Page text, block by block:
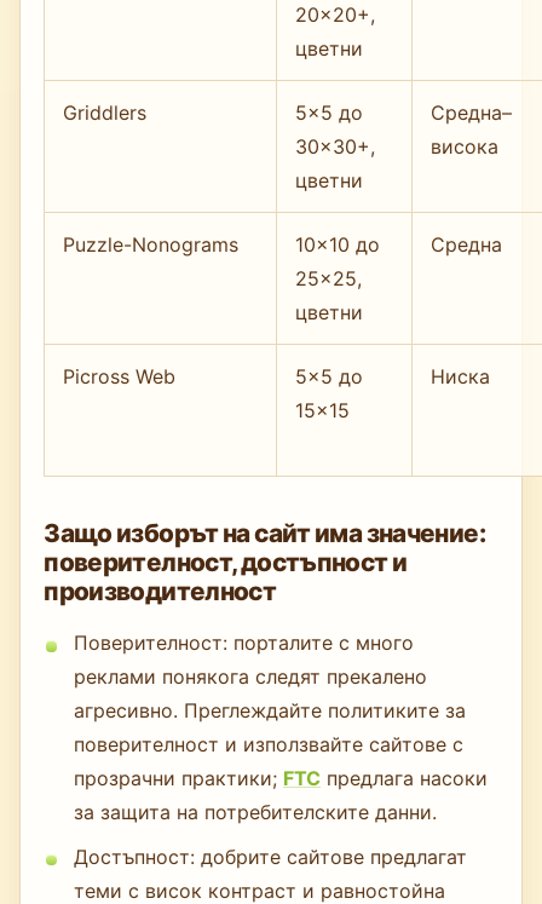
20×20+,
цветни
Griddlers
5×5 до
30×30+,
цветни
Средна–
висока
Puzzle-Nonograms
10×10 до
25×25,
цветни
Средна
Picross Web
5×5 до
15×15
Ниска
Защо изборът на сайт има значение:
поверителност, достъпност и
производителност
Поверителност: порталите с много
реклами понякога следят прекалено
агресивно. Преглеждайте политиките за
поверителност и използвайте сайтове с
прозрачни практики; FTC предлага насоки
за защита на потребителските данни.
Достъпност: добрите сайтове предлагат
теми с висок контраст и равностойна